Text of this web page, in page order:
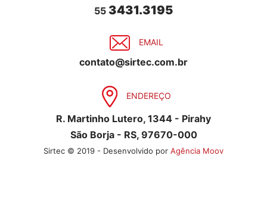
55 3431.3195
EMAIL
contato@sirtec.com.br
ENDEREÇO
R. Martinho Lutero, 1344 - Pirahy
São Borja - RS, 97670-000
Sirtec © 2019 - Desenvolvido por Agência Moov